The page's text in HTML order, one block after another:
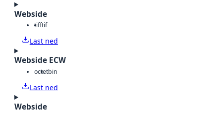
Webside
tifftif
Last ned
Webside ECW
octetbin
Last ned
Webside